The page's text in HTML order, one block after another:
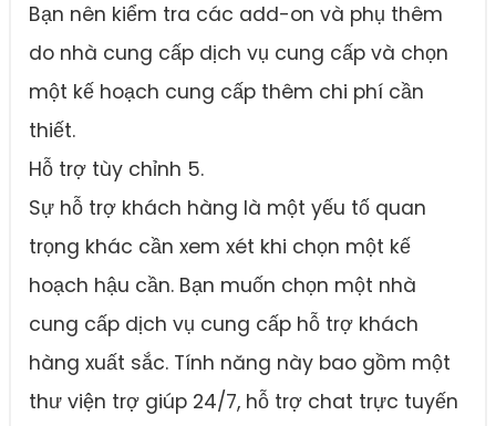
Bạn nên kiểm tra các add-on và phụ thêm
do nhà cung cấp dịch vụ cung cấp và chọn
một kế hoạch cung cấp thêm chi phí cần
thiết.
Hỗ trợ tùy chỉnh 5.
Sự hỗ trợ khách hàng là một yếu tố quan
trọng khác cần xem xét khi chọn một kế
hoạch hậu cần. Bạn muốn chọn một nhà
cung cấp dịch vụ cung cấp hỗ trợ khách
hàng xuất sắc. Tính năng này bao gồm một
thư viện trợ giúp 24/7, hỗ trợ chat trực tuyến